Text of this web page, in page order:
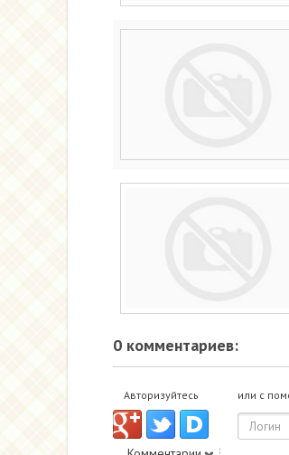
0 комментариев:
Авторизуйтесь или с